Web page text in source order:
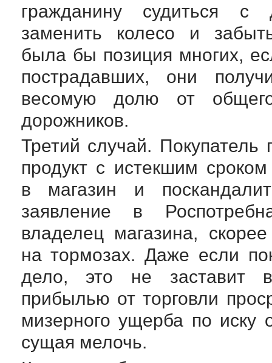
гражданину судиться с
заменить колесо и
была бы позиция многих,
пострадавших, они
весомую долю от
дорожников.
Третий случай.
продукт с истекшим
в магазин и
заявление в
владелец магазина,
на тормозах. Даже если
дело, это не заставит
прибылью от торговли
мизерного ущерба по иску
сущая мелочь.